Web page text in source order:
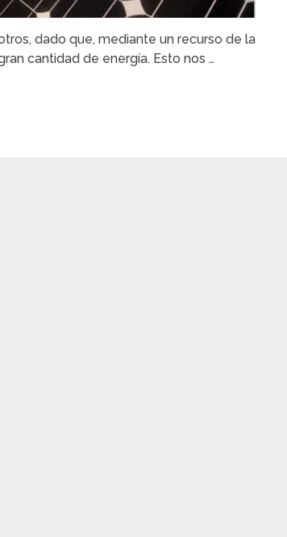
dado que, mediante un recurso de la
cantidad de energía. Esto nos …